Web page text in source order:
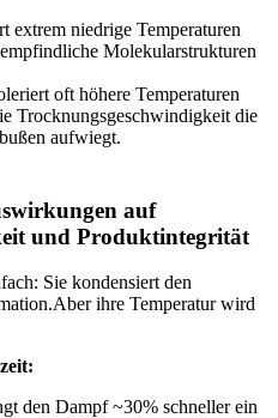
extrem niedrige Temperaturen
Molekularstrukturen
oft höhere Temperaturen
Trocknungsgeschwindigkeit die
aufwiegt.
auf
und Produktintegrität
Sie kondensiert den
ihre Temperatur wird
den Dampf ~30% schneller ein